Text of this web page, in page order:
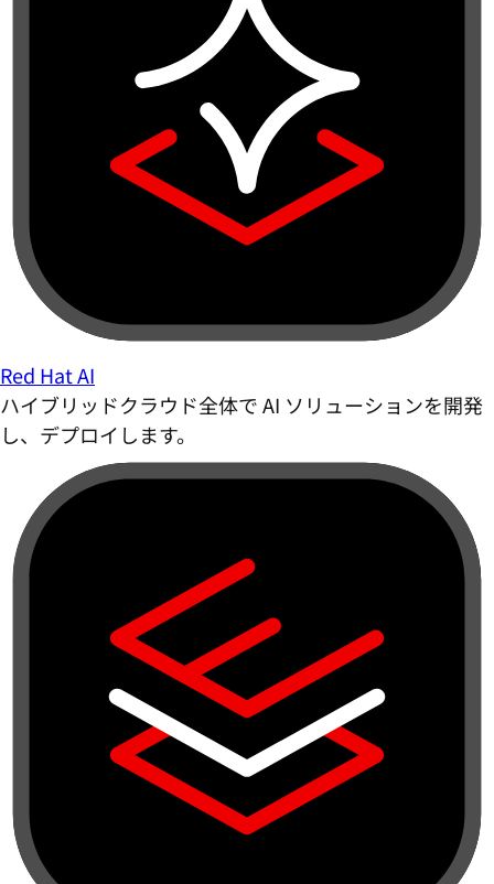
Red Hat AI
ハイブリッドクラウド全体で AI ソリューションを開発
し、デプロイします。